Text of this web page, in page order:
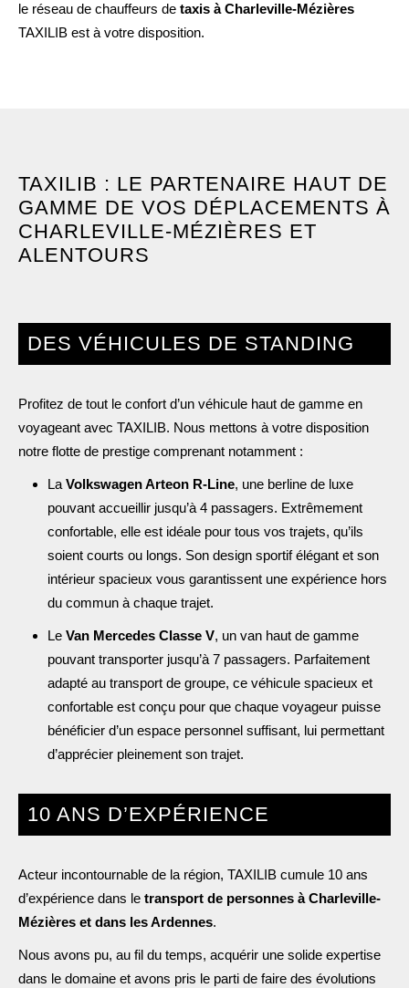
le réseau de chauffeurs de taxis à Charleville-Mézières
TAXILIB est à votre disposition.
TAXILIB : LE PARTENAIRE HAUT DE
GAMME DE VOS DÉPLACEMENTS À
CHARLEVILLE-MÉZIÈRES ET
ALENTOURS
DES VÉHICULES DE STANDING
Profitez de tout le confort d’un véhicule haut de gamme en
voyageant avec TAXILIB. Nous mettons à votre disposition
notre flotte de prestige comprenant notamment :
La Volkswagen Arteon R-Line, une berline de luxe
pouvant accueillir jusqu’à 4 passagers. Extrêmement
confortable, elle est idéale pour tous vos trajets, qu’ils
soient courts ou longs. Son design sportif élégant et son
intérieur spacieux vous garantissent une expérience hors
du commun à chaque trajet.
Le Van Mercedes Classe V, un van haut de gamme
pouvant transporter jusqu’à 7 passagers. Parfaitement
adapté au transport de groupe, ce véhicule spacieux et
confortable est conçu pour que chaque voyageur puisse
bénéficier d’un espace personnel suffisant, lui permettant
d’apprécier pleinement son trajet.
10 ANS D’EXPÉRIENCE
Acteur incontournable de la région, TAXILIB cumule 10 ans
d’expérience dans le transport de personnes à Charleville-
Mézières et dans les Ardennes.
Nous avons pu, au fil du temps, acquérir une solide expertise
dans le domaine et avons pris le parti de faire des évolutions